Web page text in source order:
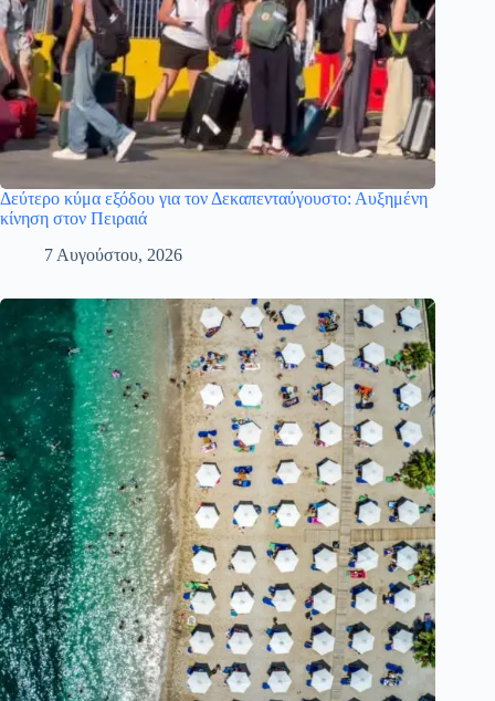
Δεύτερο κύμα εξόδου για τον Δεκαπενταύγουστο: Αυξημένη
κίνηση στον Πειραιά
7 Αυγούστου, 2026